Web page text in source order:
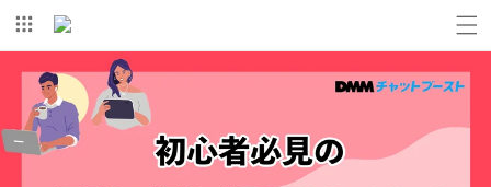
コンテ
ンツに
進む